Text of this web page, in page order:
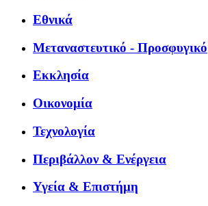
Εθνικά
Μεταναστευτικό - Προσφυγικό
Εκκλησία
Οικονομία
Τεχνολογία
Περιβάλλον & Ενέργεια
Υγεία & Επιστήμη